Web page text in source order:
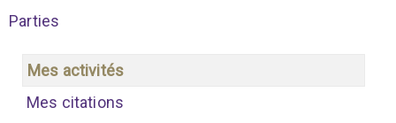
Parties
Mes activités
Mes citations